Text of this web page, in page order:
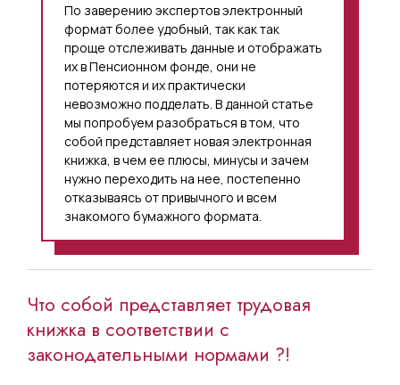
По заверению экспертов электронный
формат более удобный, так как так
проще отслеживать данные и отображать
их в Пенсионном фонде, они не
потеряются и их практически
невозможно подделать. В данной статье
мы попробуем разобраться в том, что
собой представляет новая электронная
книжка, в чем ее плюсы, минусы и зачем
нужно переходить на нее, постепенно
отказываясь от привычного и всем
знакомого бумажного формата.
Что собой представляет трудовая
книжка в соответствии с
законодательными нормами ?!